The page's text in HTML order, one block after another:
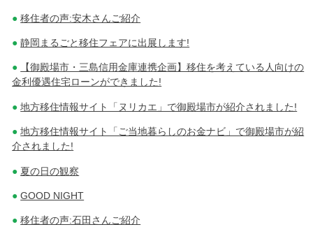
移住者の声:安木さんご紹介
静岡まるごと移住フェアに出展します!
【御殿場市・三島信用金庫連携企画】移住を考えている人向けの
金利優遇住宅ローンができました!
地方移住情報サイト「ヌリカエ」で御殿場市が紹介されました!
地方移住情報サイト「ご当地暮らしのお金ナビ」で御殿場市が紹
介されました!
夏の日の観察
GOOD NIGHT
移住者の声:石田さんご紹介